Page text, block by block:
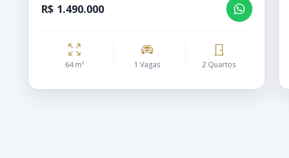
R$ 1.490.000
64 m² 1 Vagas 2 Quartos